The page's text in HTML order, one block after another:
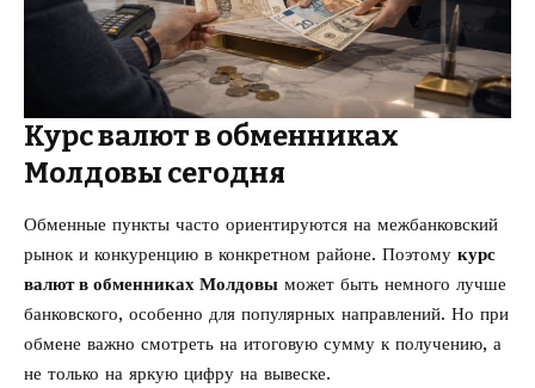
Курс валют в обменниках
Молдовы сегодня
Обменные пункты часто ориентируются на межбанковский
рынок и конкуренцию в конкретном районе. Поэтому курс
валют в обменниках Молдовы может быть немного лучше
банковского, особенно для популярных направлений. Но при
обмене важно смотреть на итоговую сумму к получению, а
не только на яркую цифру на вывеске.